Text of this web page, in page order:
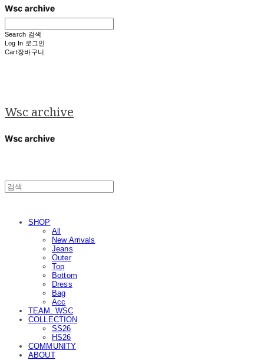
Search 검색
Log In 로그인
Cart장바구니
Wsc archive
SHOP
All
New Arrivals
Jeans
Outer
Top
Bottom
Dress
Bag
Acc
TEAM. WSC
COLLECTION
SS26
HS26
COMMUNITY
ABOUT